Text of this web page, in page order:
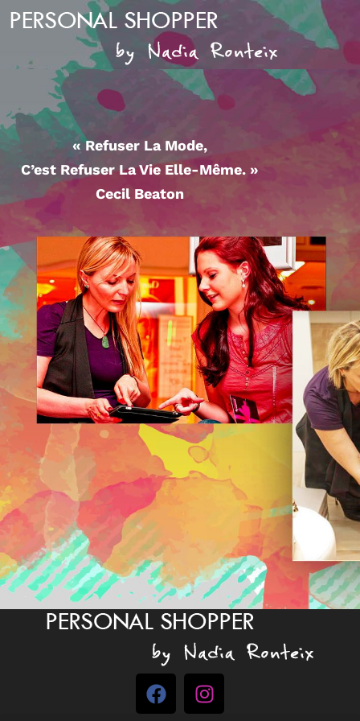
« Refuser La Mode,
C’est Refuser La Vie Elle-Même. »
Cecil Beaton